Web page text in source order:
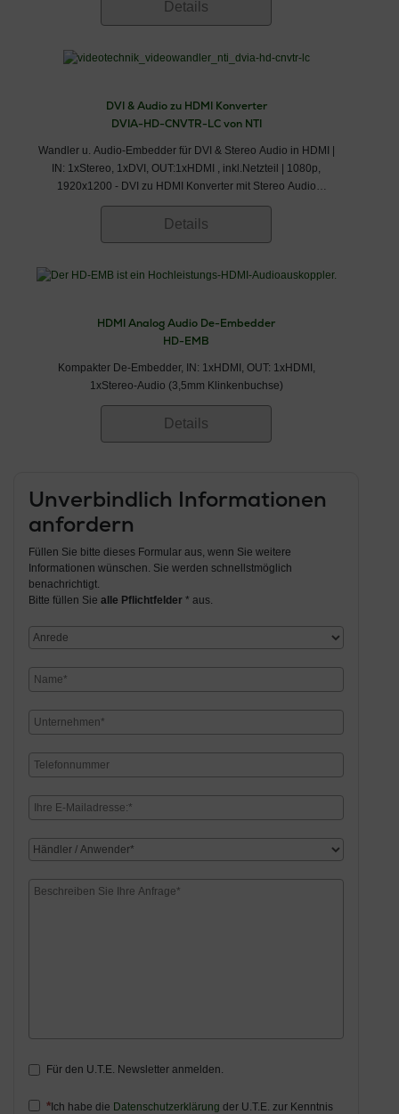
Details
DVI & Audio zu HDMI Konverter
DVIA-HD-CNVTR-LC von NTI
Wandler u. Audio-Embedder für DVI & Stereo Audio in HDMI |
IN: 1xStereo, 1xDVI, OUT:1xHDMI , inkl.Netzteil | 1080p,
1920x1200 - DVI zu HDMI Konverter mit Stereo Audio
Embedding
Details
HDMI Analog Audio De-Embedder
HD-EMB
Kompakter De-Embedder, IN: 1xHDMI, OUT: 1xHDMI,
1xStereo-Audio (3,5mm Klinkenbuchse)
Details
Unverbindlich Informationen
anfordern
Füllen Sie bitte dieses Formular aus, wenn Sie weitere
Informationen wünschen. Sie werden schnellstmöglich
benachrichtigt.
Bitte füllen Sie alle Pflichtfelder * aus.
Für den U.T.E. Newsletter anmelden.
Ich habe die Datenschutzerklärung der U.T.E. zur Kenntnis